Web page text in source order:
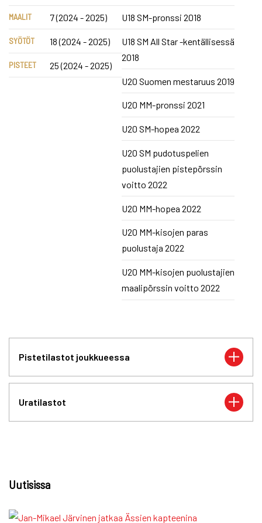
MAALIT 7 (2024 - 2025)
SYÖTÖT 18 (2024 - 2025)
PISTEET 25 (2024 - 2025)
U18 SM-pronssi 2018
U18 SM All Star -kentällisessä
2018
U20 Suomen mestaruus 2019
U20 MM-pronssi 2021
U20 SM-hopea 2022
U20 SM pudotuspelien
puolustajien pistepörssin
voitto 2022
U20 MM-hopea 2022
U20 MM-kisojen paras
puolustaja 2022
U20 MM-kisojen puolustajien
maalipörssin voitto 2022
Pistetilastot joukkueessa
Uratilastot
Uutisissa